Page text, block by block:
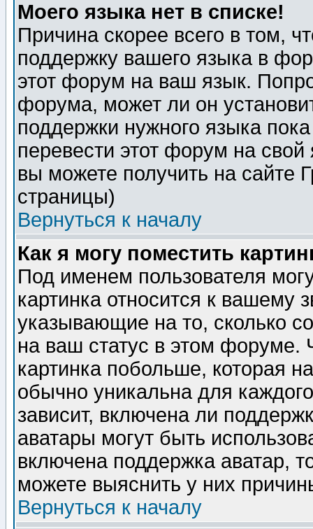
Моего языка нет в списке!
Причина скорее всего в том,
поддержку вашего языка в
этот форум на ваш язык.
форума, может ли он
поддержки нужного языка
перевести этот форум на
вы можете получить на сайте
страницы)
Вернуться к началу
Как я могу поместить
Под именем пользователя
картинка относится к вашему
указывающие на то, сколько
на ваш статус в этом форуме.
картинка побольше, которая
обычно уникальна для
зависит, включена ли
аватары могут быть
включена поддержка аватар,
можете выяснить у них
Вернуться к началу